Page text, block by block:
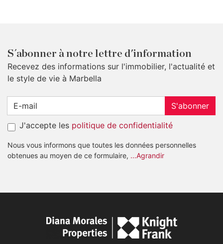
S´abonner à notre lettre d'information
Recevez des informations sur l'immobilier, l'actualité et
le style de vie à Marbella
S'abonner
J'accepte les politique de confidentialité
Nous vous informons que toutes les données personnelles
obtenues au moyen de ce formulaire, ...Agrandir